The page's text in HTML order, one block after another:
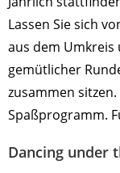
Lassen Sie sich
aus dem
gemütlicher
zusammen
Spaßprogramm.
Dancing under